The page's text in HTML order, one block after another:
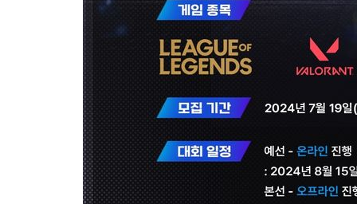
[속보]종합특검, '계엄 수용공간 확보' 신용해 前교정본부장
외신들도 주목한 韓축구 파문…"국민적 공분에 수사 재개"
11시간 압수수색에 성접대 파문까지…'쑥대밭' 된 축구협회
[속보]규제합리화위원회 부위원장에 김태유 서울대 공대 교
[속보]국힘 윤리위, '돌려차기 발언' 진종오·서범수 징계 절차
[속보] 7월 중국 수출 23.9%↑ 수입 27.5%↑…무역총액
[속보]'채상병 순직 책임' 임성근, 항소심도 징역 3년
[속보]종합특검, '관저이전 봐주기 감사' 유병호 구속기소
민주 콩고 에볼라환자 4천명 돌파, 4053명 발생 1850명 사망